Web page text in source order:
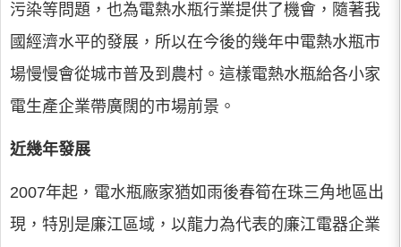
污染等問題，也為電熱水瓶行業提供了機會，隨著我
國經濟水平的發展，所以在今後的幾年中電熱水瓶市
場慢慢會從城市普及到農村。這樣電熱水瓶給各小家
電生產企業帶廣闊的市場前景。
近幾年發展
2007年起，電水瓶廠家猶如雨後春筍在珠三角地區出
現，特別是廉江區域，以龍力為代表的廉江電器企業